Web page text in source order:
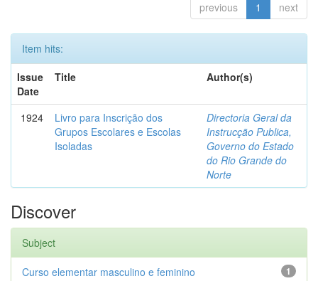
previous 1 next
Item hits:
Issue
Date
Title Author(s)
1924
Livro para Inscrição dos
Grupos Escolares e Escolas
Isoladas
Directoria Geral da
Instrucção Publica,
Governo do Estado
do Rio Grande do
Norte
Discover
Subject
1
Curso elementar masculino e feminino